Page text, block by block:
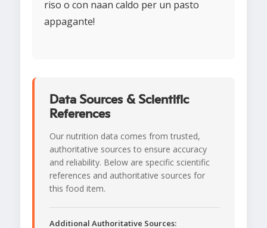
riso o con naan caldo per un pasto
appagante!
Data Sources & Scientific
References
Our nutrition data comes from trusted,
authoritative sources to ensure accuracy
and reliability. Below are specific scientific
references and authoritative sources for
this food item.
Additional Authoritative Sources: